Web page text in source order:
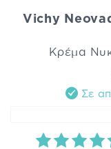
Vichy
Κρέμα
Σε